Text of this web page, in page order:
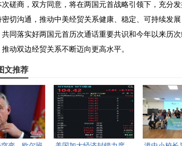
商，双方同意，将在两国元首战略引领下，充分发
密切沟通，推动中美经贸关系健康、稳定、可持续发
同落实好两国元首历次通话重要共识和今年以来历
动双边经贸关系不断迈向更高水平。
文推荐